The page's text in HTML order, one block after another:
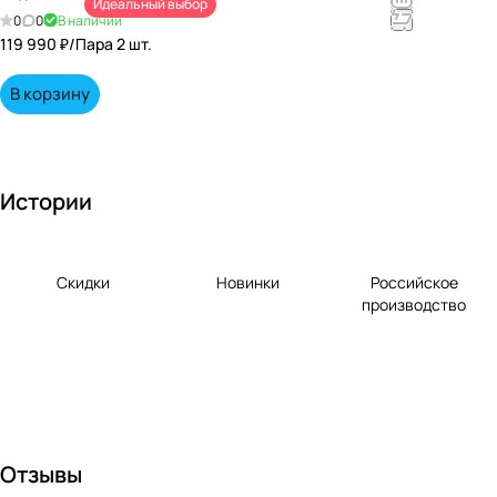
непревзойд
0 0 В наличии
Идеальный выбор
119 990 ₽/Пара 2 шт.
В корзину
Истории
Скидки Новинки
Российское
производство
Отзывы